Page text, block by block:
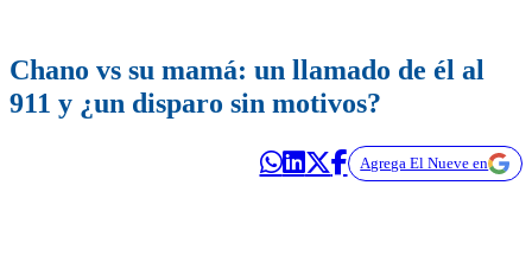
Chano vs su mamá: un llamado de él al
911 y ¿un disparo sin motivos?
Agrega El Nueve en